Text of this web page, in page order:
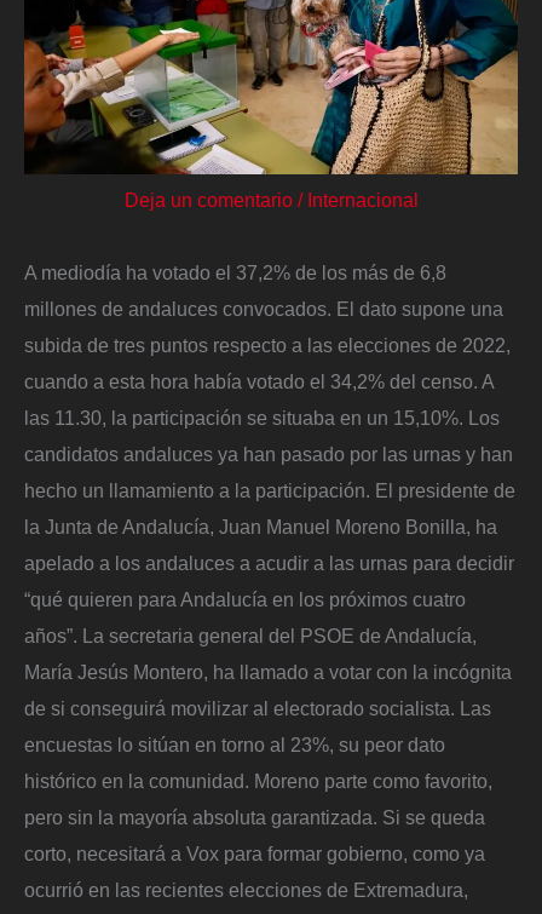
Deja un comentario / Internacional
A mediodía ha votado el 37,2% de los más de 6,8
millones de andaluces convocados. El dato supone una
subida de tres puntos respecto a las elecciones de 2022,
cuando a esta hora había votado el 34,2% del censo. A
las 11.30, la participación se situaba en un 15,10%. Los
candidatos andaluces ya han pasado por las urnas y han
hecho un llamamiento a la participación. El presidente de
la Junta de Andalucía, Juan Manuel Moreno Bonilla, ha
apelado a los andaluces a acudir a las urnas para decidir
“qué quieren para Andalucía en los próximos cuatro
años”. La secretaria general del PSOE de Andalucía,
María Jesús Montero, ha llamado a votar con la incógnita
de si conseguirá movilizar al electorado socialista. Las
encuestas lo sitúan en torno al 23%, su peor dato
histórico en la comunidad. Moreno parte como favorito,
pero sin la mayoría absoluta garantizada. Si se queda
corto, necesitará a Vox para formar gobierno, como ya
ocurrió en las recientes elecciones de Extremadura,